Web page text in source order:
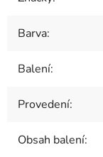
Barva:
Balení:
Provedení:
Obsah balení: